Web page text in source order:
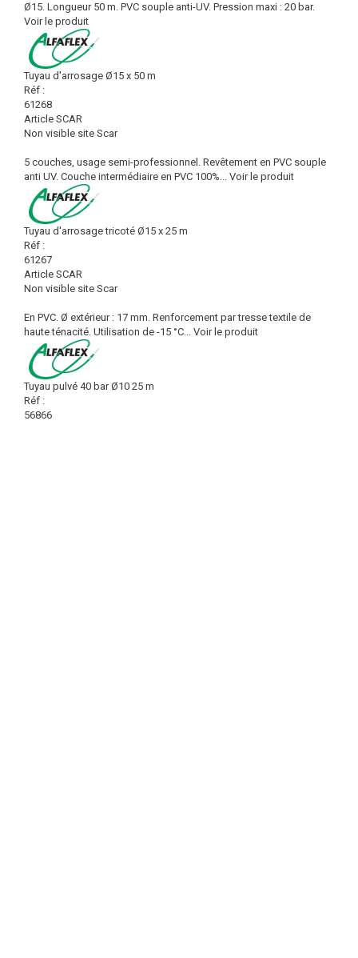
Ø15. Longueur 50 m. PVC souple anti-UV. Pression maxi : 20 bar.
Voir le produit
Tuyau d'arrosage Ø15 x 50 m
Réf :
61268
Article SCAR
Non visible site Scar
5 couches, usage semi-professionnel. Revêtement en PVC souple
anti UV. Couche intermédiaire en PVC 100%... Voir le produit
Tuyau d'arrosage tricoté Ø15 x 25 m
Réf :
61267
Article SCAR
Non visible site Scar
En PVC. Ø extérieur : 17 mm. Renforcement par tresse textile de
haute ténacité. Utilisation de -15 °C... Voir le produit
Tuyau pulvé 40 bar Ø10 25 m
Réf :
56866